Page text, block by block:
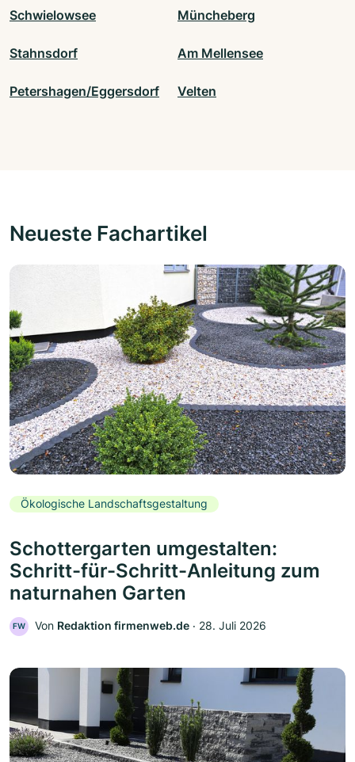
Schwielowsee Müncheberg
Stahnsdorf Am Mellensee
Petershagen/Eggersdorf Velten
Neueste Fachartikel
Ökologische Landschaftsgestaltung
Schottergarten umgestalten:
Schritt-für-Schritt-Anleitung zum
naturnahen Garten
FW Von Redaktion firmenweb.de ‧ 28. Juli 2026